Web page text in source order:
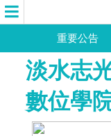
重要公告
淡水志
數位學